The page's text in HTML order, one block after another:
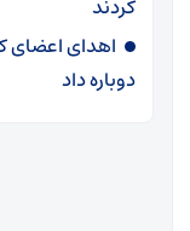
کردند
دوباره داد